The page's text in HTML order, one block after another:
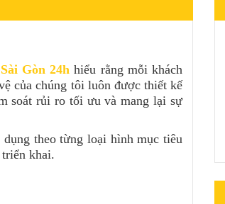
Gòn 24h hiểu rằng mỗi khách
của chúng tôi luôn được thiết kế
soát rủi ro tối ưu và mang lại sự
theo từng loại hình mục tiêu
khai.